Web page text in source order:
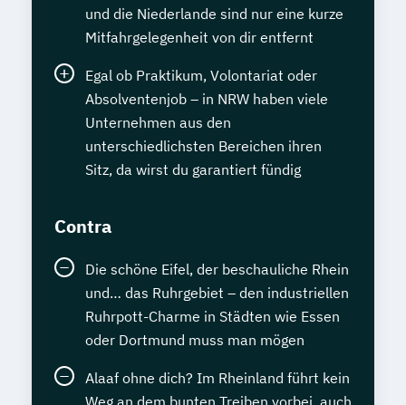
und die Niederlande sind nur eine kurze
Mitfahrgelegenheit von dir entfernt
Egal ob Praktikum, Volontariat oder
Absolventenjob – in NRW haben viele
Unternehmen aus den
unterschiedlichsten Bereichen ihren
Sitz, da wirst du garantiert fündig
Contra
Die schöne Eifel, der beschauliche Rhein
und… das Ruhrgebiet – den industriellen
Ruhrpott-Charme in Städten wie Essen
oder Dortmund muss man mögen
Alaaf ohne dich? Im Rheinland führt kein
Weg an dem bunten Treiben vorbei, auch